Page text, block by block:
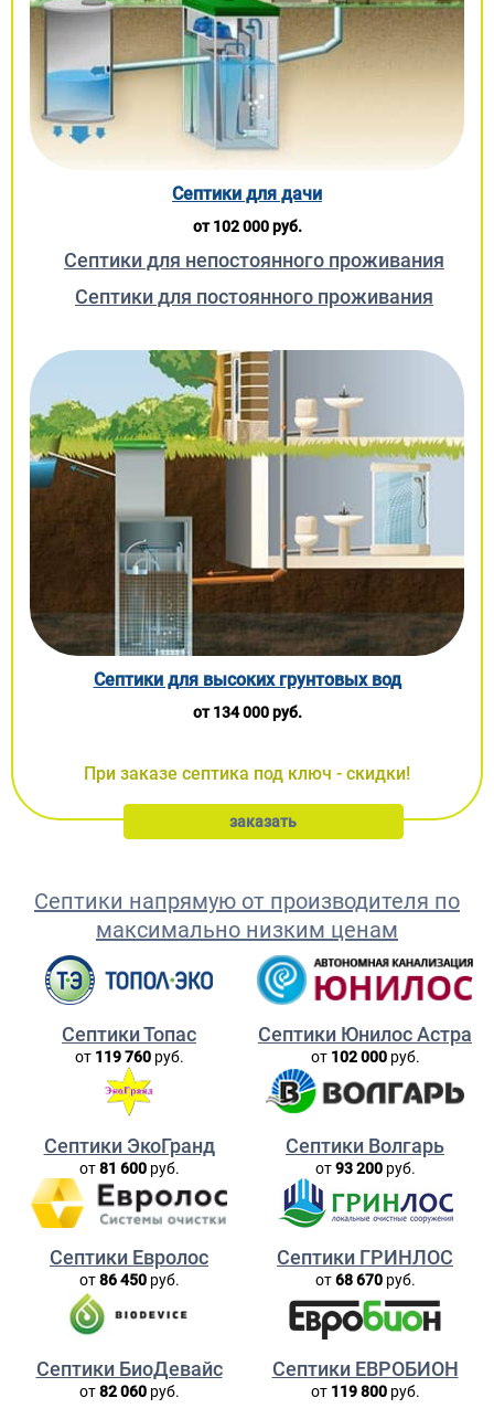
Септики для дачи
от 102 000 руб.
Септики для непостоянного проживания
Септики для постоянного проживания
Септики для высоких грунтовых вод
от 134 000 руб.
При заказе септика под ключ - скидки!
заказать
Септики напрямую от производителя по
максимально низким ценам
Септики Топас
от 119 760руб.
Септики Юнилос Астра
от 102 000руб.
Септики ЭкоГранд
от81 600руб.
Септики Волгарь
от93 200руб.
Септики Евролос
от86 450руб.
Септики ГРИНЛОС
от68 670руб.
Септики БиоДевайс
от82 060руб.
Септики ЕВРОБИОН
от 119 800руб.